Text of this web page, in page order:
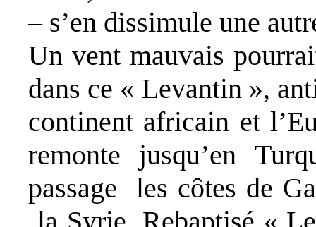
– s’en dissimule une
Un vent mauvais
dans ce « Levantin »,
continent africain et
remonte jusqu’en
passage les côtes de